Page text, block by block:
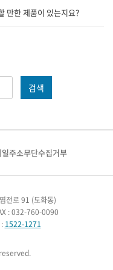
만한 제품이 있는지요?
검색
일주소무단수집거부
전로 91 (도화동)
: 032-760-0090
1522-1271